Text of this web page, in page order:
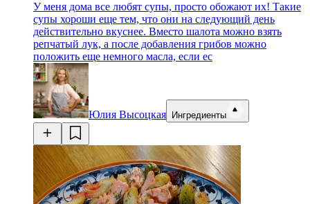
У меня дома все любят супы, просто обожают их! Такие
супы хороши еще тем, что они на следующий день
действительно вкуснее. Вместо шалота можно взять
репчатый лук, а после добавления грибов можно
положить еще немного масла, если ес
Юлия Высоцкая Ингредиенты